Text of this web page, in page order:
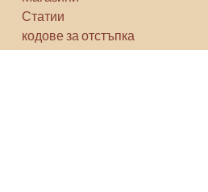
Статии
кодове за отстъпка